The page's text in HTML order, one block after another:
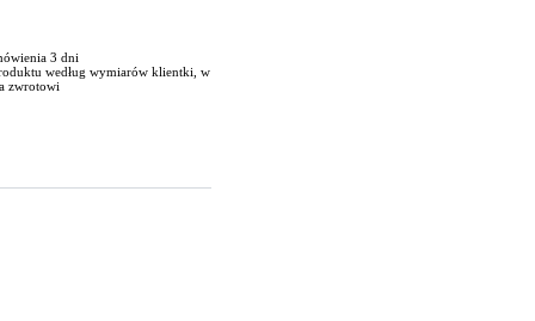
3 dni
według wymiarów klientki, w
zwrotowi